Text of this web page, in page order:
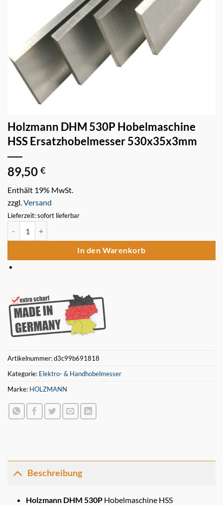
Holzmann DHM 530P Hobelmaschine
HSS Ersatzhobelmesser 530x35x3mm
89,50 €
Enthält 19% MwSt.
zzgl.Versand
Lieferzeit: sofort lieferbar
In den Warenkorb
Artikelnummer:d3c99b691818
Kategorie: Elektro- & Handhobelmesser
Marke: HOLZMANN
Beschreibung
Holzmann DHM 530P Hobelmaschine HSS